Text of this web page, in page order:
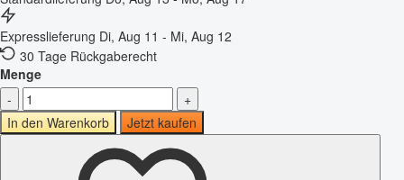
Expresslieferung Di, Aug 11 - Mi, Aug 12
30 Tage Rückgaberecht
Menge
-
+
In den Warenkorb
Jetzt kaufen